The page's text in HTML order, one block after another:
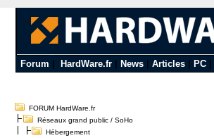
Forum HardWare.fr| News| Articles| PC|
FORUM HardWare.fr
Réseaux grand public / SoHo
Hébergement